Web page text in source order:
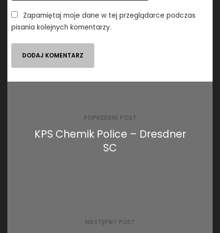
Zapamiętaj moje dane w tej przeglądarce podczas
pisania kolejnych komentarzy.
POPRZEDNI POST
KPS Chemik Police – Dresdner
SC
NASTĘPNY POST